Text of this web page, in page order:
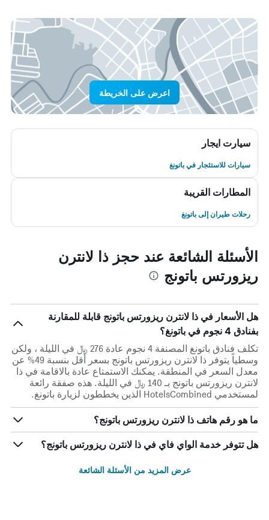
اعرض على الخريطة
سيارت ايجار
سيارات للاستئجار في باتونغ
المطارات القريبة
رحلات طيران إلى باتونغ
الأسئلة الشائعة عند حجز ذا لانترن
ريزورتس باتونج
هل الأسعار في ذا لانترن ريزورتس باتونج قابلة للمقارنة
بفنادق 4 نجوم في باتونغ؟
تكلف فنادق باتونغ المصنفة 4 نجوم عادة 276 ﷼ في الليلة ، ولكن
وسطياً يتوفر ذا لانترن ريزورتس باتونج بسعر أقل بنسبة 49% عن
معدل السعر في المنطقة. يمكنك الاستمتاع عادة بالاقامة في ذا
لانترن ريزورتس باتونج بـ 140 ﷼ في الليلة. هذه صفقة رائعة
لمستخدمي HotelsCombined الذين يخططون لزيارة باتونغ.
ما هو رقم هاتف ذا لانترن ريزورتس باتونج؟
هل تتوفر خدمة الواي فاي في ذا لانترن ريزورتس باتونج؟
عرض المزيد من الأسئلة الشائعة